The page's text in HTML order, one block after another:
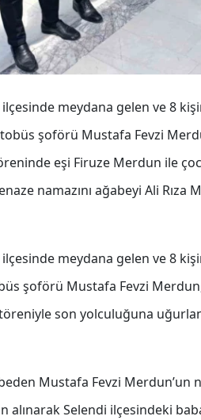
meydana gelen ve 8
şoförü Mustafa Fevzi
eşi Firuze Merdun ile
namazını ağabeyi Ali Rıza
meydana gelen ve 8
şoförü Mustafa Fevzi
son yolculuğuna
Mustafa Fevzi
alınarak Selendi ilçesindeki